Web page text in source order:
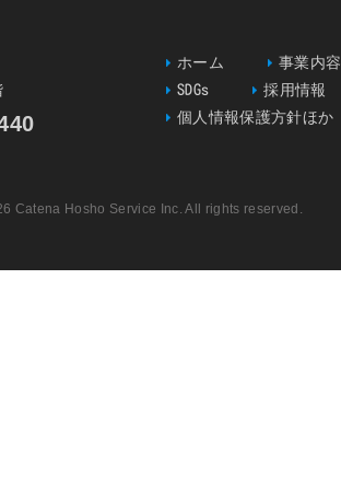
ホーム 事業内容
SDGs
採用情報
個人情報保護方針ほか
Catena Hosho Service Inc. All rights reserved.